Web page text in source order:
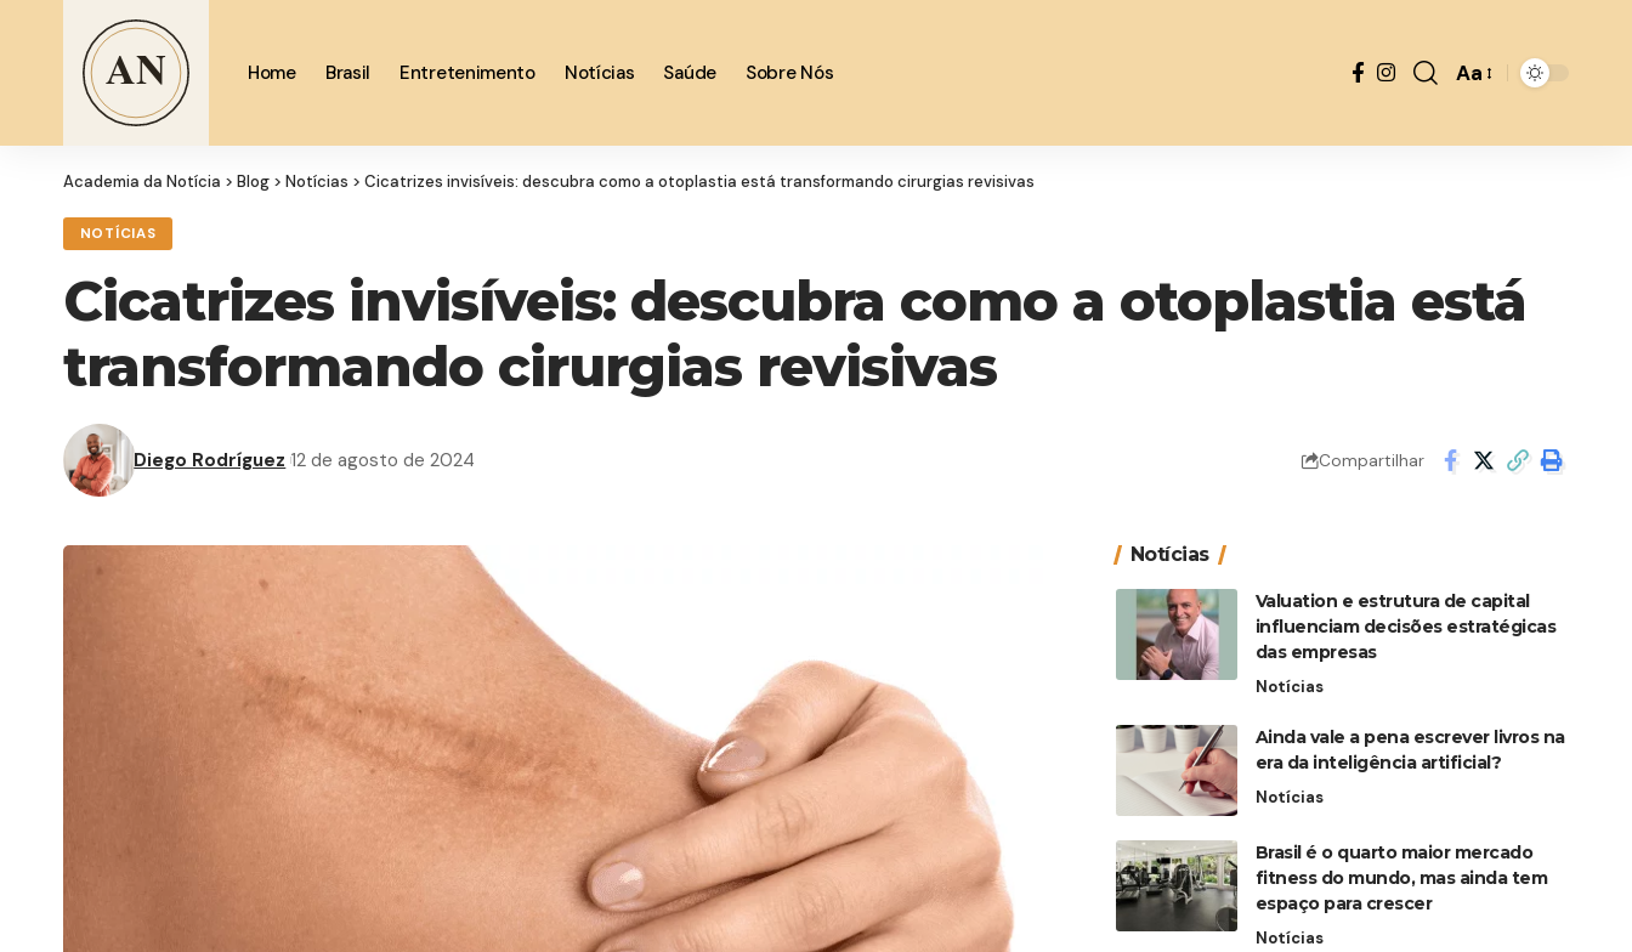
Home Brasil Entretenimento Notícias Saúde Sobre Nós
Font
Aa
Academia da Notícia > Blog > Notícias > Cicatrizes invisíveis: descubra como a otoplastia está transformando cirurgias revisivas
NOTÍCIAS
Cicatrizes invisíveis: descubra como a otoplastia está
transformando cirurgias revisivas
Diego Rodríguez 12 de agosto de 2024 Compartilhar
Notícias
Valuation e estrutura de capital
influenciam decisões estratégicas
das empresas
Notícias
Ainda vale a pena escrever livros na
era da inteligência artificial?
Notícias
Brasil é o quarto maior mercado
fitness do mundo, mas ainda tem
espaço para crescer
Notícias